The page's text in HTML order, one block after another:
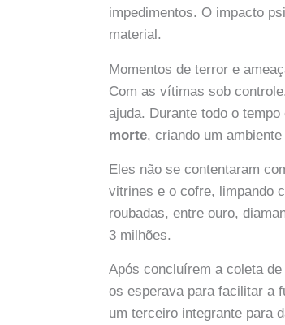
impedimentos. O impacto
material.
Momentos de terror e
Com as vítimas sob
ajuda. Durante todo o
morte, criando um
Eles não se contentaram
vitrines e o cofre, limpando
roubadas, entre ouro,
3 milhões.
Após concluírem a coleta
os esperava para facilitar a
um terceiro integrante para